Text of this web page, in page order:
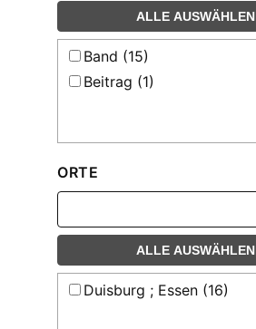
ALLE AUSWÄHLEN
Band (15)
Beitrag (1)
ORTE
ALLE AUSWÄHLEN
Duisburg ; Essen (16)